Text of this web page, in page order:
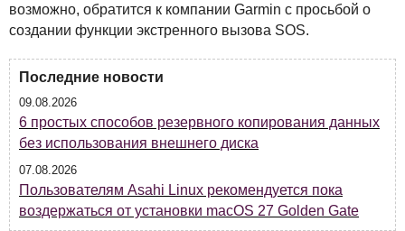
возможно, обратится к компании Garmin с просьбой о
создании функции экстренного вызова SOS.
Последние новости
09.08.2026
6 простых способов резервного копирования данных
без использования внешнего диска
07.08.2026
Пользователям Asahi Linux рекомендуется пока
воздержаться от установки macOS 27 Golden Gate